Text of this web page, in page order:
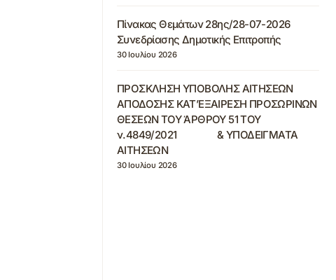
Πίνακας Θεμάτων 28ης/28-07-2026
Συνεδρίασης Δημοτικής Επιτροπής
30 Ιουλίου 2026
ΠΡΟΣΚΛΗΣΗ ΥΠΟΒΟΛΗΣ ΑΙΤΗΣΕΩΝ
ΑΠΟΔΟΣΗΣ ΚΑΤ’ΕΞΑΙΡΕΣΗ ΠΡΟΣΩΡΙΝΩΝ
ΘΕΣΕΩΝ ΤΟΥ ΆΡΘΡΟΥ 51 ΤΟΥ
ν.4849/2021 & ΥΠΟΔΕΙΓΜΑΤΑ
ΑΙΤΗΣΕΩΝ
30 Ιουλίου 2026